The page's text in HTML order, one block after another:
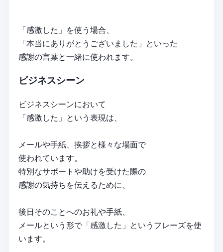
「感激した」を使う場合、
「本当にありがとうございました」といった
感謝の言葉と一緒に使われます。
ビジネスシーン
ビジネスシーンにおいて
「感激した」という表現は、
メールや手紙、挨拶と様々な場面で
使われています。
特別なサポートや助けを受けた際の
感謝の気持ちを伝えるために、
後日そのことへのお礼や手紙、
メールという形で「感激した」というフレーズを使
います。